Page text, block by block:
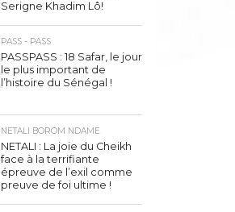
Serigne Khadim Lô!
PASS - PASS
PASSPASS : 18 Safar, le jour
le plus important de
l’histoire du Sénégal !
NETALI BOROM NDAME
NETALI : La joie du Cheikh
face à la terrifiante
épreuve de l’exil comme
preuve de foi ultime !